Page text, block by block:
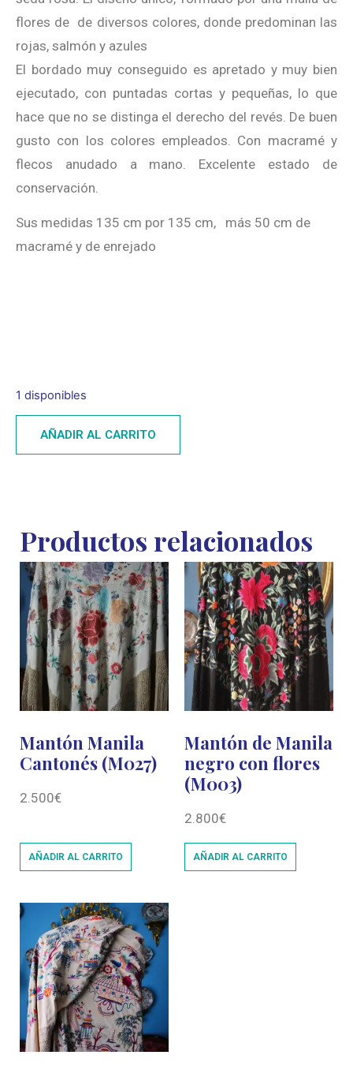
flores de de diversos colores, donde predominan las
rojas, salmón y azules
El bordado muy conseguido es apretado y muy bien
ejecutado, con puntadas cortas y pequeñas, lo que
hace que no se distinga el derecho del revés. De buen
gusto con los colores empleados. Con macramé y
flecos anudado a mano. Excelente estado de
conservación.
Sus medidas 135 cm por 135 cm, más 50 cm de
macramé y de enrejado
1 disponibles
AÑADIR AL CARRITO
Productos relacionados
Mantón Manila
Cantonés (M027)
2.500€
AÑADIR AL CARRITO
Mantón de Manila
negro con flores
(M003)
2.800€
AÑADIR AL CARRITO